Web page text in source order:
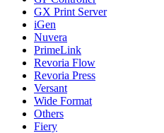
GX Print Server
iGen
Nuvera
PrimeLink
Revoria Flow
Revoria Press
Versant
Wide Format
Others
Fiery